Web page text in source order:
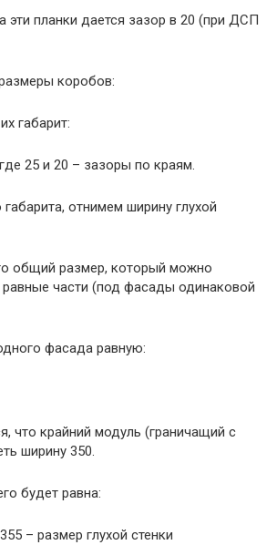
эти планки дается зазор в 20 (при ДСП
коробов:
габарит:
25 и 20 – зазоры по краям.
отнимем ширину глухой
общий размер, который можно
равные части (под фасады одинаковой
фасада равную:
что крайний модуль (граничащий с
ширину 350.
будет равна:
– размер глухой стенки